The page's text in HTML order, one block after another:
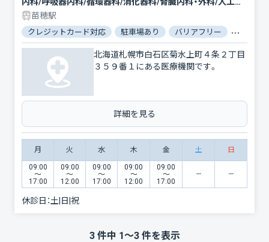
苗穂駅
クレジットカード対応 駐車場あり バリアフリー 対応言語
北海道札幌市白石区菊水上町４条２丁目
３５９番１にある医療機関です。
詳細を見る
月 火 水 木 金 土 日
09:00
〜
17:00
09:00
〜
12:00
09:00
〜
17:00
09:00
〜
12:00
09:00
〜
17:00
休診日：土|日|祝
3件中 1〜3件を表示